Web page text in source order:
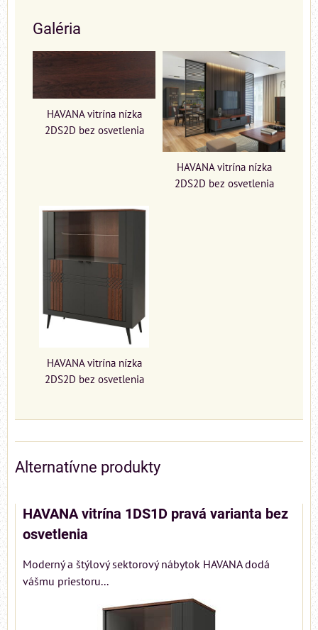
Galéria
HAVANA vitrína nízka
2DS2D bez osvetlenia
HAVANA vitrína nízka
2DS2D bez osvetlenia
HAVANA vitrína nízka
2DS2D bez osvetlenia
Alternatívne produkty
HAVANA vitrína 1DS1D pravá varianta bez
osvetlenia
Moderný a štýlový sektorový nábytok HAVANA dodá
vášmu priestoru...